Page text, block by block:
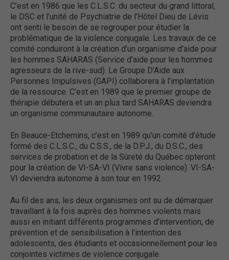
C’est en 1986 que les C.L.S.C. du secteur du grand littoral,
le DSC et l’unité de Psychiatrie de l’Hôtel Dieu de Lévis
ont senti le besoin de se regrouper pour étudier la
problématique de la violence conjugale. Les travaux de ce
comité conduiront à la création d’un organisme d’aide pour
les hommes SAHARAS (Service d’aide pour les hommes
agresseurs de la rive-sud). Le Groupe D’Aide aux
Personnes Impulsives (GAPI) collaborera à l’implantation
de la ressource. C’est en 1989 que le premier groupe de
thérapie débutera et un an plus tard SAHARAS deviendra
un organisme communautaire autonome.
En Beauce-Etchemins, c’est en 1989 qu’un comité d’étude
formé des C.L.S.C., du C.S.S., de la D.P.J., du D.S.C., des
services de probation et de la Sûreté du Québec opteront
pour la création de VI-SA-VI (Vivre sans violence) .VI-SA-
VI deviendra autonome à son tour en 1992.
Au fil des ans, les deux organismes ont su de démarquer
travaillant à la fois auprès des hommes violents mais
aussi en initiant différents programmes d’intervention, de
prévention et de sensibilisation à l’intention des
adolescents, des étudiants et occasionnellement pour les
conjointes victimes de violence conjugale.